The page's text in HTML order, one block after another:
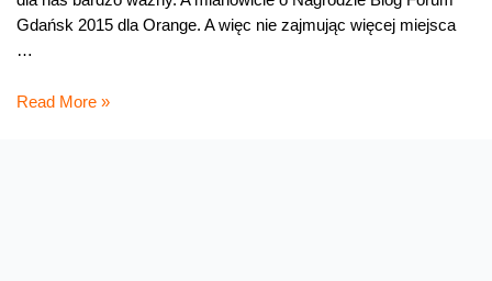
Gdańsk 2015 dla Orange. A więc nie zajmując więcej miejsca
…
Nagroda
Read More »